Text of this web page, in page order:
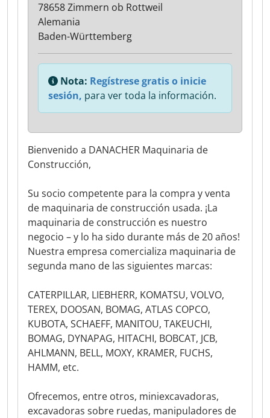
Bienvenido a DANACHER Maquinaria de
Construcción,
Su socio competente para la compra y venta
de maquinaria de construcción usada. ¡La
maquinaria de construcción es nuestro
negocio – y lo ha sido durante más de 20 años!
Nuestra empresa comercializa maquinaria de
segunda mano de las siguientes marcas:
CATERPILLAR, LIEBHERR, KOMATSU, VOLVO,
TEREX, DOOSAN, BOMAG, ATLAS COPCO,
KUBOTA, SCHAEFF, MANITOU, TAKEUCHI,
BOMAG, DYNAPAG, HITACHI, BOBCAT, JCB,
AHLMANN, BELL, MOXY, KRAMER, FUCHS,
HAMM, etc.
Ofrecemos, entre otros, miniexcavadoras,
excavadoras sobre ruedas, manipuladores de
78658 Zimmern ob Rottweil
Alemania
Baden-Württemberg
Nota: Regístrese gratis o inicie
sesión, para ver toda la información.